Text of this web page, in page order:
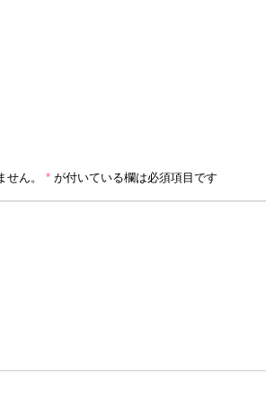
ん。 * が付いている欄は必須項目です